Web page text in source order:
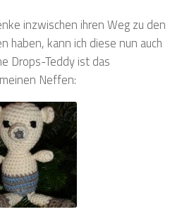
inzwischen ihren Weg zu den
haben, kann ich diese nun auch
Drops-Teddy ist das
Neffen: